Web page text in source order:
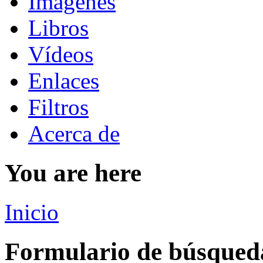
Libros
Vídeos
Enlaces
Filtros
Acerca de
You are here
Inicio
Formulario de